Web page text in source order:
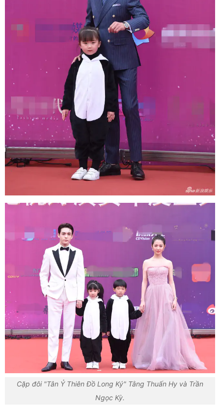
Cặp đôi "Tân Ỷ Thiên Đồ Long Ký" Tằng Thuấn Hy và Trần
Ngọc Kỳ.